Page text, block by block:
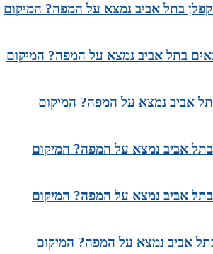
קפלן בתל אביב נמצא על המפה? המיקום
בתל אביב נמצא על המפה? המיקום
אביב נמצא על המפה? המיקום
אביב נמצא על המפה? המיקום
בתל אביב נמצא על המפה? המיקום
אביב נמצא על המפה? המיקום